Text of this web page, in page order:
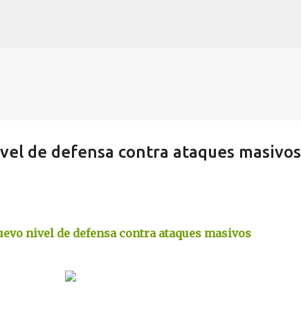
de defensa contra ataques masivos
nivel de defensa contra ataques masivos